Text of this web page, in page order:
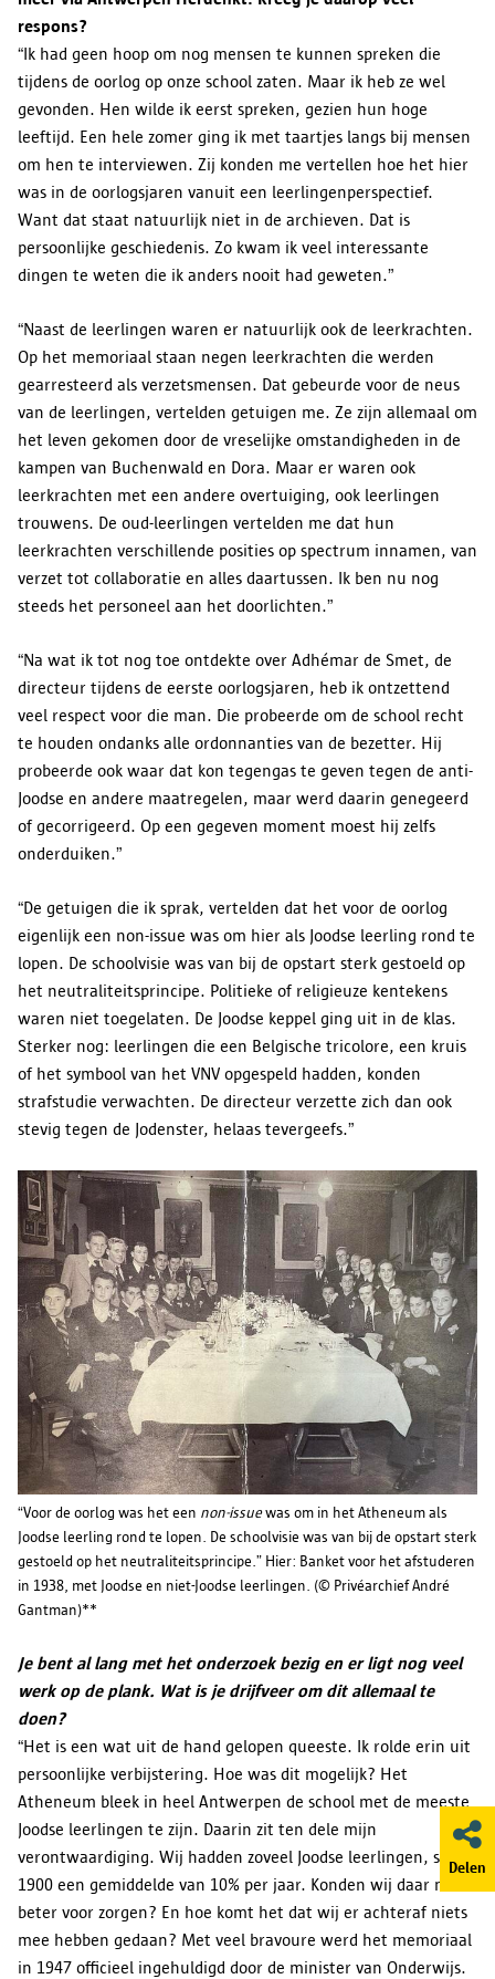
Delen
respons?
“Ik had geen hoop om nog mensen te kunnen spreken die
tijdens de oorlog op onze school zaten. Maar ik heb ze wel
gevonden. Hen wilde ik eerst spreken, gezien hun hoge
leeftijd. Een hele zomer ging ik met taartjes langs bij mensen
om hen te interviewen. Zij konden me vertellen hoe het hier
was in de oorlogsjaren vanuit een leerlingenperspectief.
Want dat staat natuurlijk niet in de archieven. Dat is
persoonlijke geschiedenis. Zo kwam ik veel interessante
dingen te weten die ik anders nooit had geweten.”
“Naast de leerlingen waren er natuurlijk ook de leerkrachten.
Op het memoriaal staan negen leerkrachten die werden
gearresteerd als verzetsmensen. Dat gebeurde voor de neus
van de leerlingen, vertelden getuigen me. Ze zijn allemaal om
het leven gekomen door de vreselijke omstandigheden in de
kampen van Buchenwald en Dora. Maar er waren ook
leerkrachten met een andere overtuiging, ook leerlingen
trouwens. De oud-leerlingen vertelden me dat hun
leerkrachten verschillende posities op spectrum innamen, van
verzet tot collaboratie en alles daartussen. Ik ben nu nog
steeds het personeel aan het doorlichten.”
“Na wat ik tot nog toe ontdekte over Adhémar de Smet, de
directeur tijdens de eerste oorlogsjaren, heb ik ontzettend
veel respect voor die man. Die probeerde om de school recht
te houden ondanks alle ordonnanties van de bezetter. Hij
probeerde ook waar dat kon tegengas te geven tegen de anti-
Joodse en andere maatregelen, maar werd daarin genegeerd
of gecorrigeerd. Op een gegeven moment moest hij zelfs
onderduiken.”
“De getuigen die ik sprak, vertelden dat het voor de oorlog
eigenlijk een non-issue was om hier als Joodse leerling rond te
lopen. De schoolvisie was van bij de opstart sterk gestoeld op
het neutraliteitsprincipe. Politieke of religieuze kentekens
waren niet toegelaten. De Joodse keppel ging uit in de klas.
Sterker nog: leerlingen die een Belgische tricolore, een kruis
of het symbool van het VNV opgespeld hadden, konden
strafstudie verwachten. De directeur verzette zich dan ook
stevig tegen de Jodenster, helaas tevergeefs.”
“Voor de oorlog was het een non-issuewas om in het Atheneum als
Joodse leerling rond te lopen. De schoolvisie was van bij de opstart sterk
gestoeld op het neutraliteitsprincipe.” Hier: Banket voor het afstuderen
in 1938, met Joodse en niet-Joodse leerlingen. (© Privéarchief André
Gantman)**
Je bent al lang met het onderzoek bezig en er ligt nog veel
werk op de plank. Wat is je drijfveer om dit allemaal te
doen?
“Het is een wat uit de hand gelopen queeste. Ik rolde erin uit
persoonlijke verbijstering. Hoe was dit mogelijk? Het
Atheneum bleek in heel Antwerpen de school met de meeste
Joodse leerlingen te zijn. Daarin zit ten dele mijn
verontwaardiging. Wij hadden zoveel Joodse leerlingen, sinds
1900 een gemiddelde van 10% per jaar. Konden wij daar niet
beter voor zorgen? En hoe komt het dat wij er achteraf niets
mee hebben gedaan? Met veel bravoure werd het memoriaal
in 1947 officieel ingehuldigd door de minister van Onderwijs.